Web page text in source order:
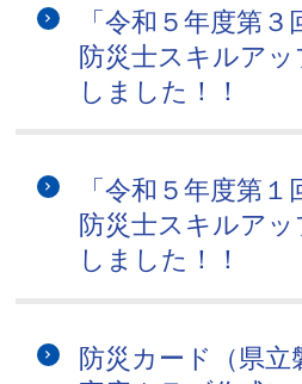
「令和５年度第
防災士スキルア
しました！！
「令和５年度第
防災士スキルア
しました！！
防災カード（県立